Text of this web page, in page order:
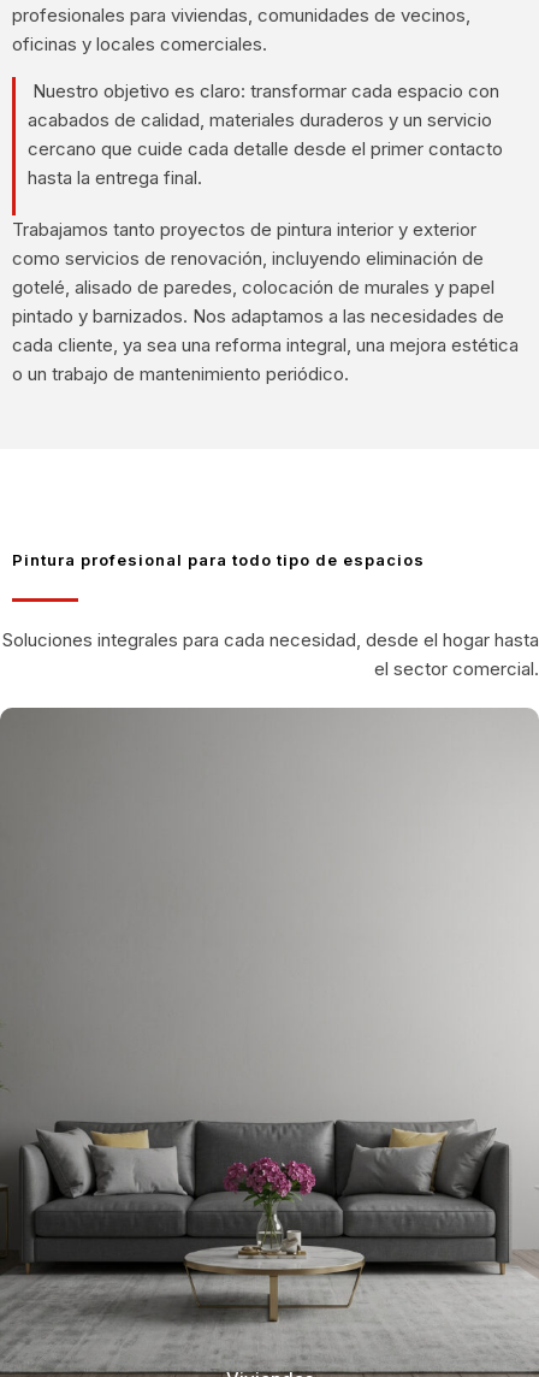
profesionales para viviendas, comunidades de vecinos,
oficinas y locales comerciales.
Nuestro objetivo es claro: transformar cada espacio con
acabados de calidad, materiales duraderos y un servicio
cercano que cuide cada detalle desde el primer contacto
hasta la entrega final.
Trabajamos tanto proyectos de pintura interior y exterior
como servicios de renovación, incluyendo eliminación de
gotelé, alisado de paredes, colocación de murales y papel
pintado y barnizados. Nos adaptamos a las necesidades de
cada cliente, ya sea una reforma integral, una mejora estética
o un trabajo de mantenimiento periódico.
Pintura profesional para todo tipo de espacios
Soluciones integrales para cada necesidad, desde el hogar hasta
el sector comercial.